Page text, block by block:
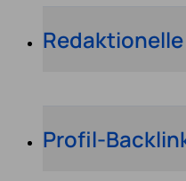
Redaktionelle
Profil-